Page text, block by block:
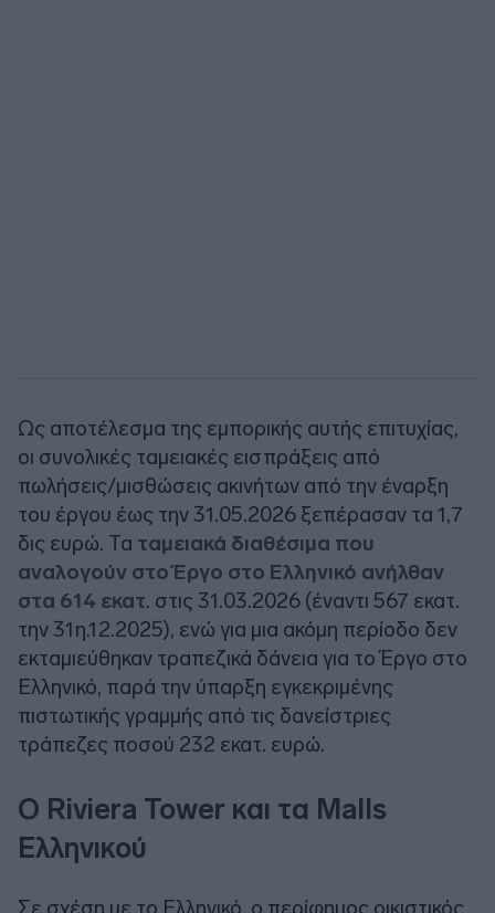
Ως αποτέλεσμα της εμπορικής αυτής επιτυχίας,
οι συνολικές ταμειακές εισπράξεις από
πωλήσεις/μισθώσεις ακινήτων από την έναρξη
του έργου έως την 31.05.2026 ξεπέρασαν τα 1,7
δις ευρώ. Τα ταμειακά διαθέσιμα που
αναλογούν στο Έργο στο Ελληνικό ανήλθαν
στα 614 εκατ. στις 31.03.2026 (έναντι 567 εκατ.
την 31η.12.2025), ενώ για μια ακόμη περίοδο δεν
εκταμιεύθηκαν τραπεζικά δάνεια για το Έργο στο
Ελληνικό, παρά την ύπαρξη εγκεκριμένης
πιστωτικής γραμμής από τις δανείστριες
τράπεζες ποσού 232 εκατ. ευρώ.
Ο Riviera Tower και τα Malls
Ελληνικού
Σε σχέση με το Ελληνικό, ο περίφημος οικιστικός